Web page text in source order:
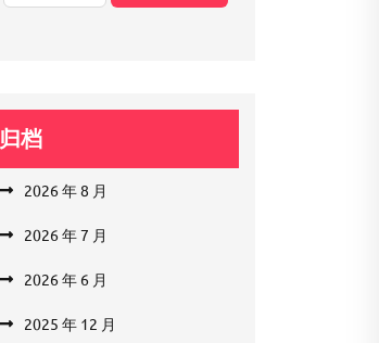
归档
2026 年 8 月
2026 年 7 月
2026 年 6 月
2025 年 12 月